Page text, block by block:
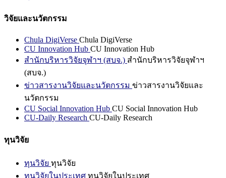
วิจัยและนวัตกรรม
Chula DigiVerse Chula DigiVerse
CU Innovation Hub CU Innovation Hub
สำนักบริหารวิจัยจุฬาฯ (สบจ.) สำนักบริหารวิจัยจุฬาฯ
(สบจ.)
ข่าวสารงานวิจัยและนวัตกรรม ข่าวสารงานวิจัยและ
นวัตกรรม
CU Social Innovation Hub CU Social Innovation Hub
CU-Daily Research CU-Daily Research
ทุนวิจัย
ทุนวิจัย ทุนวิจัย
ทุนวิจัยในประเทศ ทุนวิจัยในประเทศ